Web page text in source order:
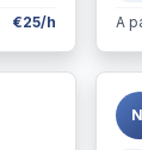
€25/h
A